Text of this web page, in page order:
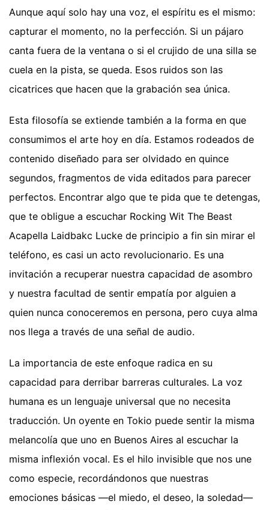
Aunque aquí solo hay una voz, el espíritu es el mismo:
capturar el momento, no la perfección. Si un pájaro
canta fuera de la ventana o si el crujido de una silla se
cuela en la pista, se queda. Esos ruidos son las
cicatrices que hacen que la grabación sea única.
Esta filosofía se extiende también a la forma en que
consumimos el arte hoy en día. Estamos rodeados de
contenido diseñado para ser olvidado en quince
segundos, fragmentos de vida editados para parecer
perfectos. Encontrar algo que te pida que te detengas,
que te obligue a escuchar Rocking Wit The Beast
Acapella Laidbakc Lucke de principio a fin sin mirar el
teléfono, es casi un acto revolucionario. Es una
invitación a recuperar nuestra capacidad de asombro
y nuestra facultad de sentir empatía por alguien a
quien nunca conoceremos en persona, pero cuya alma
nos llega a través de una señal de audio.
La importancia de este enfoque radica en su
capacidad para derribar barreras culturales. La voz
humana es un lenguaje universal que no necesita
traducción. Un oyente en Tokio puede sentir la misma
melancolía que uno en Buenos Aires al escuchar la
misma inflexión vocal. Es el hilo invisible que nos une
como especie, recordándonos que nuestras
emociones básicas —el miedo, el deseo, la soledad—